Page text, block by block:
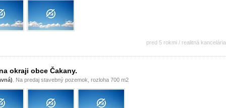
pred 5 rokmi / realitná kancelária
okraji obce Čakany.
. Na predaj stavebný pozemok, rozloha 700 m2